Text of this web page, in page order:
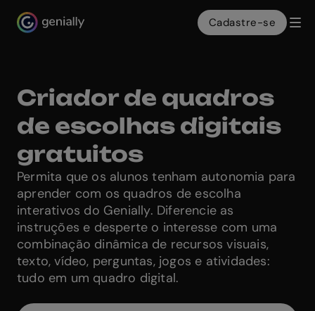
Genialy home page
Cadastre-se
Criador de quadros
de escolhas digitais
gratuitos
Permita que os alunos tenham autonomia para
aprender com os quadros de escolha
interativos do Genially. Diferencie as
instruções e desperte o interesse com uma
combinação dinâmica de recursos visuais,
texto, vídeo, perguntas, jogos e atividades:
tudo em um quadro digital.